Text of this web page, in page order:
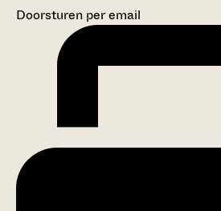
Doorsturen per email